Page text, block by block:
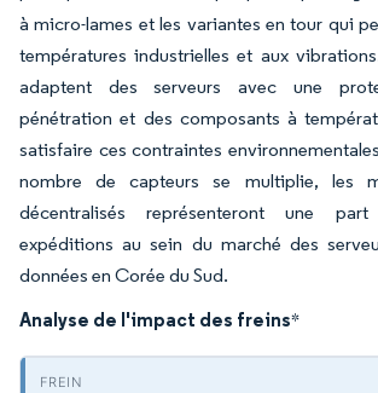
à micro-lames et les variantes en tour qui
températures industrielles et aux
adaptent des serveurs avec une
pénétration et des composants à
satisfaire ces contraintes
nombre de capteurs se multiplie, les
décentralisés représenteront une
expéditions au sein du marché des
données en Corée du Sud.
Analyse de l'impact des freins*